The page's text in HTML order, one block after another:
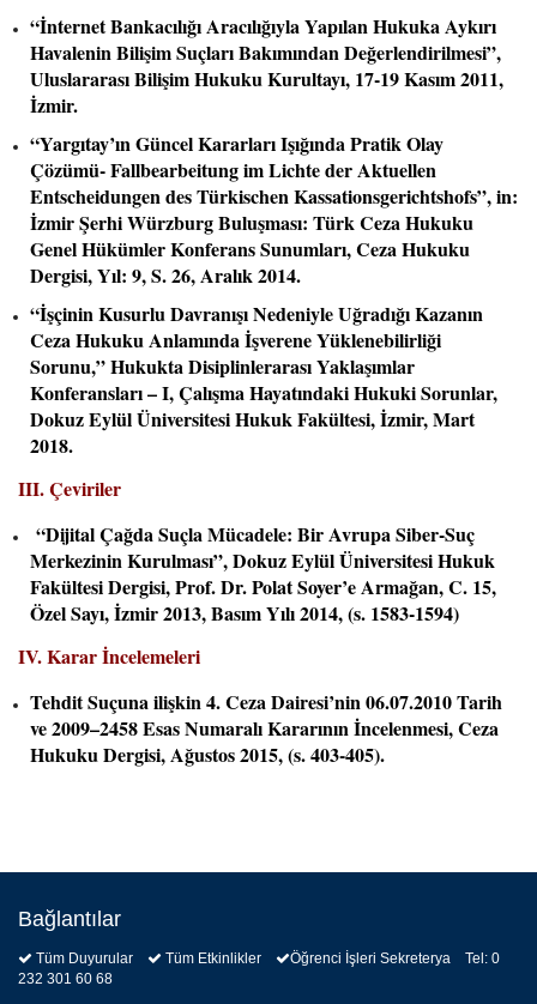
“İnternet Bankacılığı Aracılığıyla Yapılan Hukuka Aykırı
Havalenin Bilişim Suçları Bakımından Değerlendirilmesi”,
Uluslararası Bilişim Hukuku Kurultayı, 17-19 Kasım 2011,
İzmir.
“Yargıtay’ın Güncel Kararları Işığında Pratik Olay
Çözümü- Fallbearbeitung im Lichte der Aktuellen
Entscheidungen des Türkischen Kassationsgerichtshofs”, in:
İzmir Şerhi Würzburg Buluşması: Türk Ceza Hukuku
Genel Hükümler Konferans Sunumları, Ceza Hukuku
Dergisi, Yıl: 9, S. 26, Aralık 2014.
“İşçinin Kusurlu Davranışı Nedeniyle Uğradığı Kazanın
Ceza Hukuku Anlamında İşverene Yüklenebilirliği
Sorunu,” Hukukta Disiplinlerarası Yaklaşımlar
Konferansları – I, Çalışma Hayatındaki Hukuki Sorunlar,
Dokuz Eylül Üniversitesi Hukuk Fakültesi, İzmir, Mart
2018.
III. Çeviriler
“Dijital Çağda Suçla Mücadele: Bir Avrupa Siber-Suç
Merkezinin Kurulması”, Dokuz Eylül Üniversitesi Hukuk
Fakültesi Dergisi, Prof. Dr. Polat Soyer’e Armağan, C. 15,
Özel Sayı, İzmir 2013, Basım Yılı 2014, (s. 1583-1594)
IV. Karar İncelemeleri
Tehdit Suçuna ilişkin 4. Ceza Dairesi’nin 06.07.2010 Tarih
ve 2009–2458 Esas Numaralı Kararının İncelenmesi, Ceza
Hukuku Dergisi, Ağustos 2015, (s. 403-405).
Bağlantılar
Tüm Duyurular Tüm Etkinlikler
Öğrenci İşleri Sekreterya Tel: 0
232 301 60 68